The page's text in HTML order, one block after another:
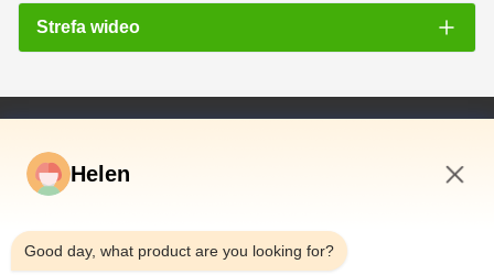
Strefa wideo
Light greeting card
Video Gift Box
Muzyka i audio kartka z pozdrowieniami
Filmy
O Nas
Helen
Good day, what product are you looking for?